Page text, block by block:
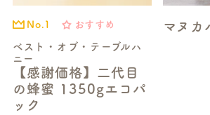
ベスト・オブ・テーブルハ
ニー
【感謝価格】二代目
の蜂蜜 1350gエコパ
ック
No.1 おすすめ マヌカ